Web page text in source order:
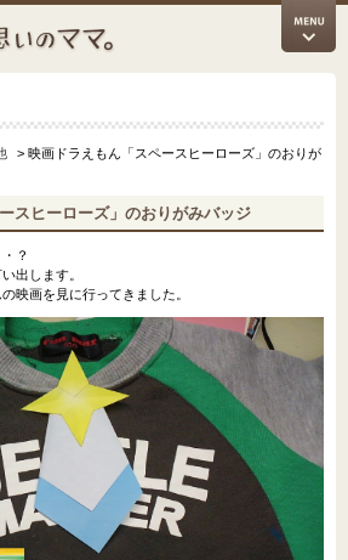
> 映画ドラえもん「スペースヒーローズ」のおりが
スヒーローズ」のおりがみバッジ
？
出します。
映画を見に行ってきました。